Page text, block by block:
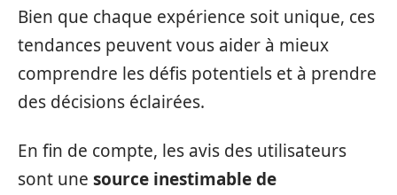
Bien que chaque expérience soit unique, ces
tendances peuvent vous aider à mieux
comprendre les défis potentiels et à prendre
des décisions éclairées.
En fin de compte, les avis des utilisateurs
sont une source inestimable de